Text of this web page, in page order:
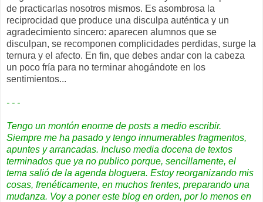
de practicarlas nosotros mismos. Es asombrosa la
reciprocidad que produce una disculpa auténtica y un
agradecimiento sincero: aparecen alumnos que se
disculpan, se recomponen complicidades perdidas, surge la
ternura y el afecto. En fin, que debes andar con la cabeza
un poco fría para no terminar ahogándote en los
sentimientos...
- - -
Tengo un montón enorme de posts a medio escribir.
Siempre me ha pasado y tengo innumerables fragmentos,
apuntes y arrancadas. Incluso media docena de textos
terminados que ya no publico porque, sencillamente, el
tema salió de la agenda bloguera. Estoy reorganizando mis
cosas, frenéticamente, en muchos frentes, preparando una
mudanza. Voy a poner este blog en orden, por lo menos en